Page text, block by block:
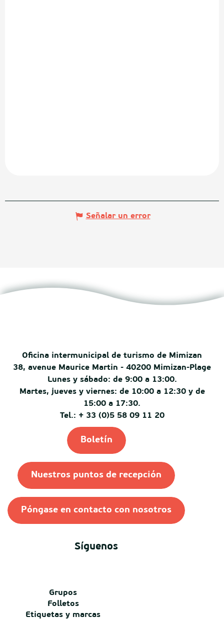
Señalar un error
Oficina intermunicipal de turismo de Mimizan
38, avenue Maurice Martin - 40200 Mimizan-Plage
Lunes y sábado: de 9:00 a 13:00.
Martes, jueves y viernes: de 10:00 a 12:30 y de
15:00 a 17:30.
Tel.: + 33 (0)5 58 09 11 20
Boletín
Nuestros puntos de recepción
Póngase en contacto con nosotros
Síguenos
Grupos
Folletos
Etiquetas y marcas